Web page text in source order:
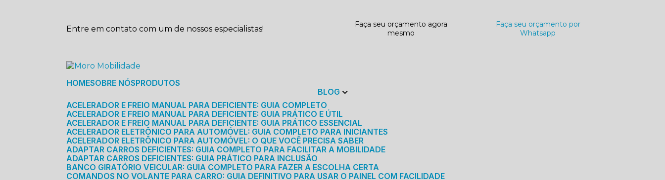
Entre em contato com um de nossos especialistas!
Faça seu orçamento agora
mesmo
Faça seu orçamento por
Whatsapp
HOME SOBRE NÓS PRODUTOS
BLOG
ACELERADOR E FREIO MANUAL PARA DEFICIENTE: GUIA COMPLETO
ACELERADOR E FREIO MANUAL PARA DEFICIENTE: GUIA PRÁTICO E ÚTIL
ACELERADOR E FREIO MANUAL PARA DEFICIENTE: GUIA PRÁTICO ESSENCIAL
ACELERADOR ELETRÔNICO PARA AUTOMÓVEL: GUIA COMPLETO PARA INICIANTES
ACELERADOR ELETRÔNICO PARA AUTOMÓVEL: O QUE VOCÊ PRECISA SABER
ADAPTAR CARROS DEFICIENTES: GUIA COMPLETO PARA FACILITAR A MOBILIDADE
ADAPTAR CARROS DEFICIENTES: GUIA PRÁTICO PARA INCLUSÃO
BANCO GIRATÓRIO VEICULAR: GUIA COMPLETO PARA FAZER A ESCOLHA CERTA
COMANDOS NO VOLANTE PARA CARRO: GUIA DEFINITIVO PARA USAR O PAINEL COM FACILIDADE